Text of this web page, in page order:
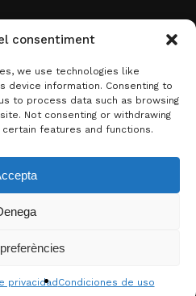
consentiment
we use technologies like
device information. Consenting to
to process data such as browsing
Not consenting or withdrawing
features and functions.
privacidadCondiciones de uso
Finalizar compra
por